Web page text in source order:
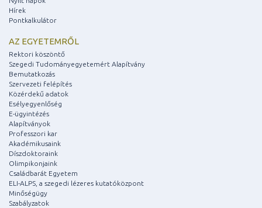
Hírek
Pontkalkulátor
AZ EGYETEMRŐL
Rektori köszöntő
Szegedi Tudományegyetemért Alapítvány
Bemutatkozás
Szervezeti felépítés
Közérdekű adatok
Esélyegyenlőség
E-ügyintézés
Alapítványok
Professzori kar
Akadémikusaink
Díszdoktoraink
Olimpikonjaink
Családbarát Egyetem
ELI-ALPS, a szegedi lézeres kutatóközpont
Minőségügy
Szabályzatok